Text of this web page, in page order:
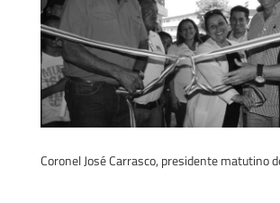
Coronel José Carrasco, presidente matutino